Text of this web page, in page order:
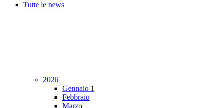
Tutte le news
2026
Gennaio 1
Febbraio
Marzo